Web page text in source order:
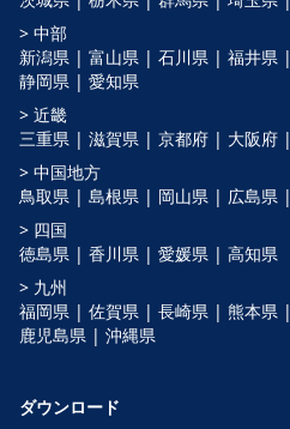
> 中部
新潟県 | 富山県 | 石川県 | 福井県 |
静岡県 | 愛知県
> 近畿
三重県 | 滋賀県 | 京都府 | 大阪府 |
> 中国地方
鳥取県 | 島根県 | 岡山県 | 広島県 |
> 四国
徳島県 | 香川県 | 愛媛県 | 高知県
> 九州
福岡県 | 佐賀県 | 長崎県 | 熊本県 |
鹿児島県 | 沖縄県
ダウンロード